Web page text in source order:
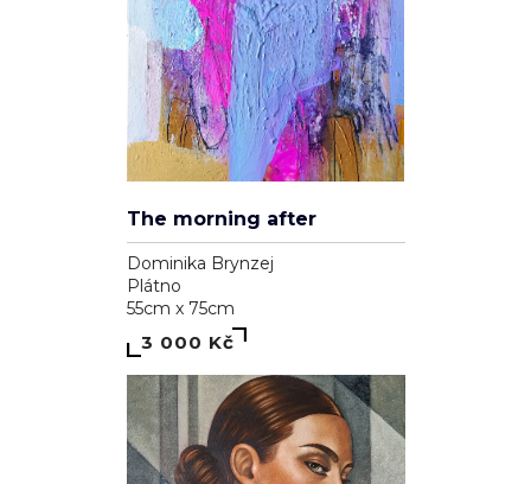
19 800 Kč
Eva Ova
Plátno
40cm x 40cm